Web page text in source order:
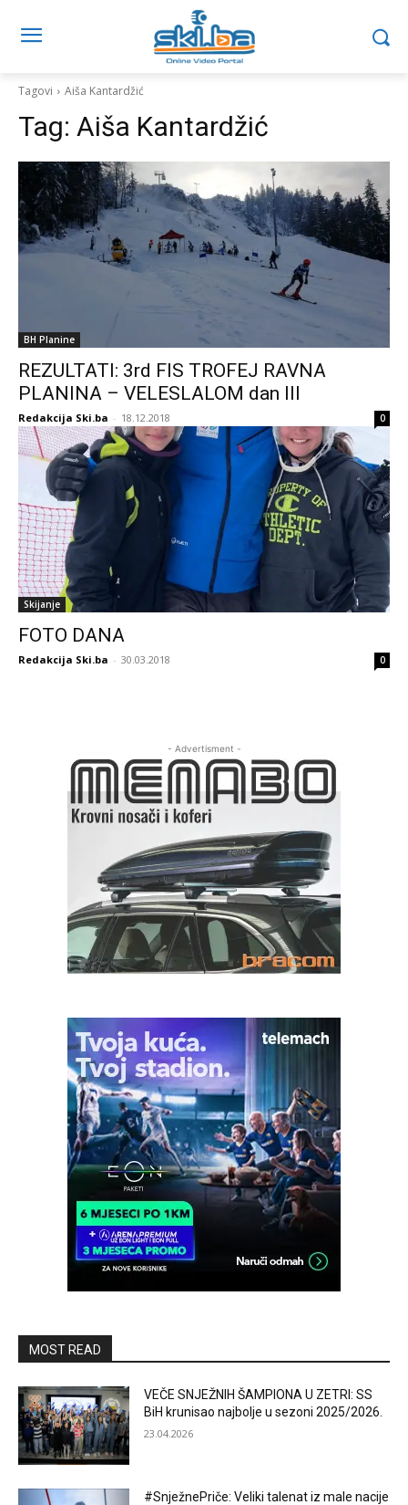
Tagovi Aiša Kantardžić
Tag: Aiša Kantardžić
BH Planine
REZULTATI: 3rd FIS TROFEJ RAVNA
PLANINA – VELESLALOM dan III
Redakcija Ski.ba - 18.12.2018 0
Skijanje
FOTO DANA
Redakcija Ski.ba - 30.03.2018 0
- Advertisment -
MOST READ
VEČE SNJEŽNIH ŠAMPIONA U ZETRI: SS
BiH krunisao najbolje u sezoni 2025/2026.
23.04.2026
#SnježnePriče: Veliki talenat iz male nacije